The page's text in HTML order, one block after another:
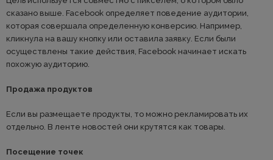
сказано выше. Facebook определяет поведение аудитории,
которая совершала определенную конверсию. Например,
кликнула на вашу кнопку или оставила заявку. Если были
осуществлены такие действия, Facebook начинает искать
похожую аудиторию.
Продажа продуктов
Если вы размещаете продукты, то можно рекламировать их
отдельно. В ленте новостей они крутятся как товары.
Посещение точек